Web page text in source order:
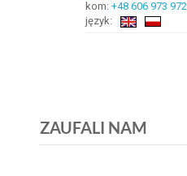
kom: +48 606 973 972
język:
ZAUFALI NAM